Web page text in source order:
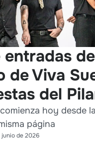
entradas
de Viva
del
hoy desde
página
junio de 2026